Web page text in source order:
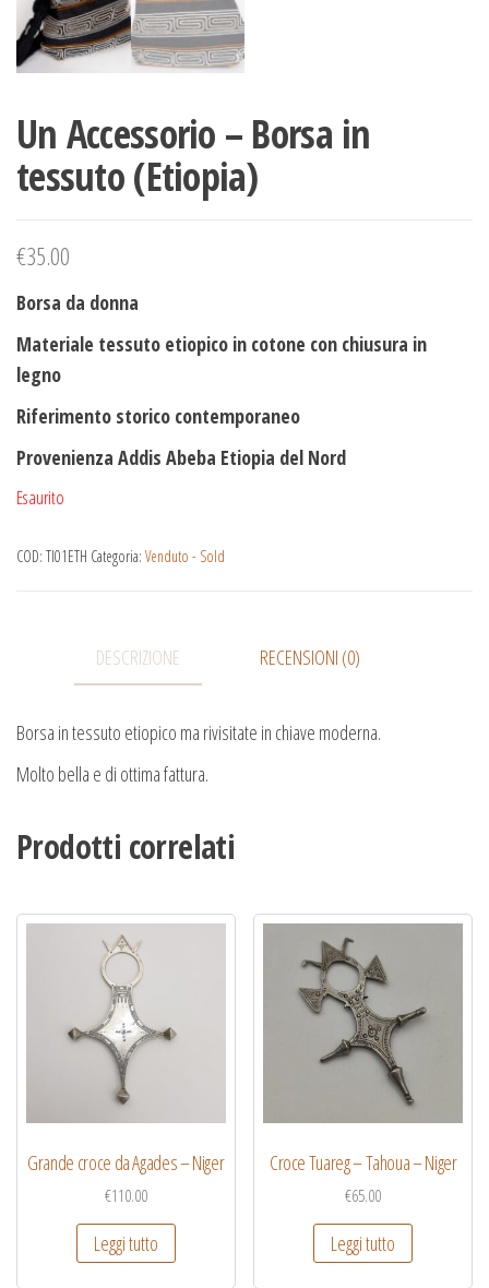
Un Accessorio – Borsa in
tessuto (Etiopia)
€35.00
Borsa da donna
Materiale tessuto etiopico in cotone con chiusura in
legno
Riferimento storico contemporaneo
Provenienza Addis Abeba Etiopia del Nord
Esaurito
COD: TI01ETH Categoria: Venduto - Sold
DESCRIZIONE RECENSIONI (0)
Borsa in tessuto etiopico ma rivisitate in chiave moderna.
Molto bella e di ottima fattura.
Prodotti correlati
Grande croce da Agades – Niger
€110.00
Leggi tutto
Croce Tuareg – Tahoua – Niger
€65.00
Leggi tutto